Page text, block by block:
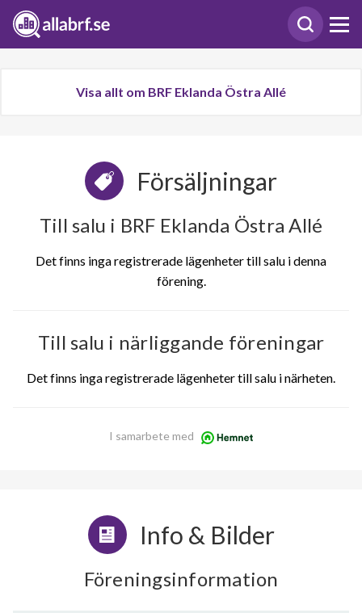
Visa allt om BRF Eklanda Östra Allé
Försäljningar
Till salu i BRF Eklanda Östra Allé
Det finns inga registrerade lägenheter till salu i denna
förening.
Till salu i närliggande föreningar
Det finns inga registrerade lägenheter till salu i närheten.
I samarbete med
Info & Bilder
Föreningsinformation